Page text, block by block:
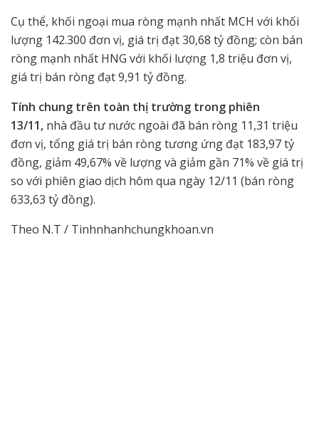
Cụ thể, khối ngoại mua ròng mạnh nhất MCH với khối
lượng 142.300 đơn vị, giá trị đạt 30,68 tỷ đồng; còn bán
ròng mạnh nhất HNG với khối lượng 1,8 triệu đơn vị,
giá trị bán ròng đạt 9,91 tỷ đồng.
Tính chung trên toàn thị trường trong phiên
13/11, nhà đầu tư nước ngoài đã bán ròng 11,31 triệu
đơn vị, tổng giá trị bán ròng tương ứng đạt 183,97 tỷ
đồng, giảm 49,67% về lượng và giảm gần 71% về giá trị
so với phiên giao dịch hôm qua ngày 12/11 (bán ròng
633,63 tỷ đồng).
Theo N.T / Tinhnhanhchungkhoan.vn